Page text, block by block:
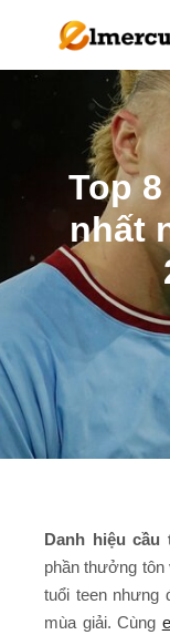
Top
nhất
Danh hiệu cầu
phần thưởng tôn
tuổi teen nhưng
mùa giải. Cùng